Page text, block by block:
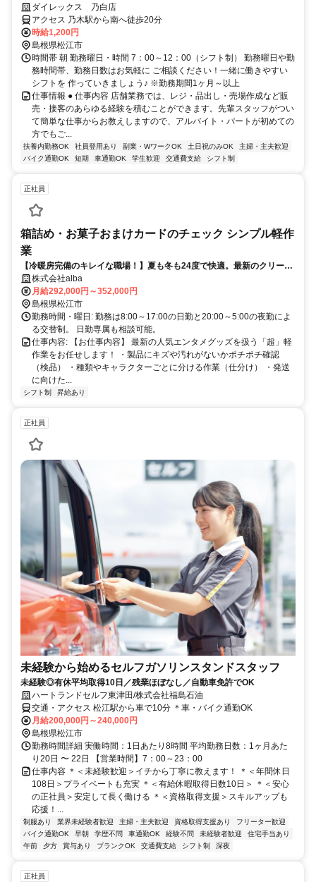
きたい学生さんに人気です。
ダイレックス 乃白店
アクセス 乃木駅から南へ徒歩20分
時給1,200円
島根県松江市
時間帯 朝 勤務曜日・時間 7：00～12：00（シフト制） 勤務曜日や勤
務時間帯、勤務日数はお気軽に ご相談ください！一緒に働きやすい
シフトを 作っていきましょう♪ ※勤務期間1ヶ月～以上
仕事情報 ● 仕事内容 店舗業務では、レジ・品出し・売場作成など販
売・接客のあらゆる経験を積むことができます。先輩スタッフがつい
て簡単な仕事からお教えしますので、アルバイト・パートが初めての
方でもご...
扶養内勤務OK 社員登用あり 副業・WワークOK 土日祝のみOK
主婦・主夫歓迎
バイク通勤OK
短期 車通勤OK 学生歓迎 交通費支給 シフト制
正社員
箱詰め・お菓子おまけカードのチェック シンプル軽作
業
【冷暖房完備のキレイな職場！】夏も冬も24度で快適。最新のクリーン
な環境でモクモク作業！
株式会社alba
月給292,000円～352,000円
島根県松江市
勤務時間・曜日: 勤務は8:00～17:00の日勤と20:00～5:00の夜勤によ
る交替制。 日勤専属も相談可能。
仕事内容: 【お仕事内容】 最新の人気エンタメグッズを扱う「超」軽
作業をお任せします！ ・製品にキズや汚れがないかポチポチ確認
（検品） ・種類やキャラクターごとに分ける作業（仕分け） ・発送
に向けた...
シフト制 昇給あり
正社員
未経験から始めるセルフガソリンスタンドスタッフ
未経験◎有休平均取得10日／残業ほぼなし／自動車免許でOK
ハートランドセルフ東津田/株式会社福島石油
交通・アクセス 松江駅から車で10分 ＊車・バイク通勤OK
月給200,000円～240,000円
島根県松江市
勤務時間詳細 実働時間：1日あたり8時間 平均勤務日数：1ヶ月あた
り20日 〜 22日 【営業時間】7：00～23：00
仕事内容 ＊＜未経験歓迎＞イチから丁寧に教えます！ ＊＜年間休日
108日＞プライベートも充実 ＊＜有給休暇取得日数10日＞ ＊＜安心
の正社員＞安定して長く働ける ＊＜資格取得支援＞スキルアップも
応援！...
制服あり 業界未経験者歓迎 主婦・主夫歓迎 資格取得支援あり
フリーター歓迎
バイク通勤OK
早朝 学歴不問 車通勤OK 経験不問 未経験者歓迎
住宅手当あり
午前
夕方 賞与あり ブランクOK 交通費支給 シフト制 深夜
正社員